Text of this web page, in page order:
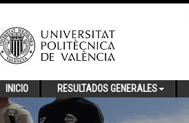
INICIO RESULTADOS GENERALES